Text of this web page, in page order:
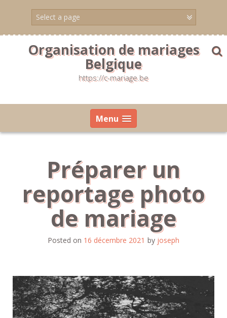
Organisation de mariages
Belgique
https://c-mariage.be
Menu
Préparer un
reportage photo
de mariage
Posted on 16 décembre 2021 by joseph